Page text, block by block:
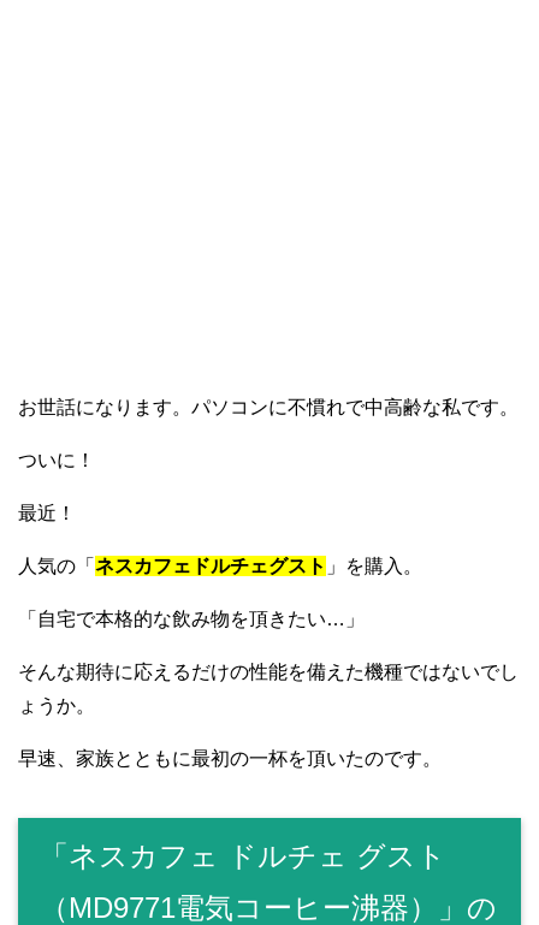
お世話になります。パソコンに不慣れで中高齢な私です。
ついに！
最近！
人気の「 ネスカフェドルチェグスト 」を購入。
「自宅で本格的な飲み物を頂きたい…」
そんな期待に応えるだけの性能を備えた機種ではないでし
ょうか。
早速、家族とともに最初の一杯を頂いたのです。
「ネスカフェ ドルチェ グスト
（MD9771電気コーヒー沸器）」の